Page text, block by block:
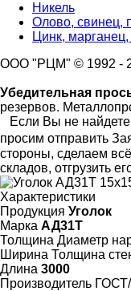
Никель
Олово, свинец,
Цинк,
ООО "РЦМ" © 1992 -
Убедительная
резервов.
Если Вы не найдете
просим отправить
стороны, сделаем
складов, отгрузить
Характеристики
Продукция Уголок
Марка АД31Т
Толщина Диаметр
Ширина Толщина
Длина 3000
Произво­дитель